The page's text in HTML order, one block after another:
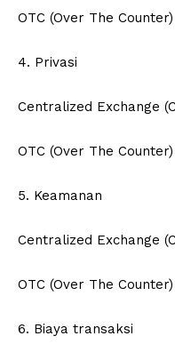
OTC (Over The
4. Privasi
Centralized Exchange
OTC (Over The
5. Keamanan
Centralized Exchange
OTC (Over The
6. Biaya transaksi